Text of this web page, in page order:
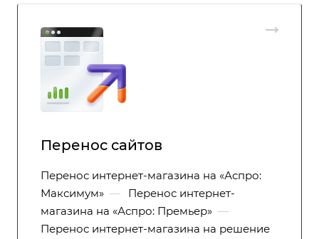
Перенос сайтов
Перенос интернет-магазина на «Аспро:
Максимум» —
Перенос интернет-
магазина на «Аспро: Премьер» —
Перенос интернет-магазина на решение